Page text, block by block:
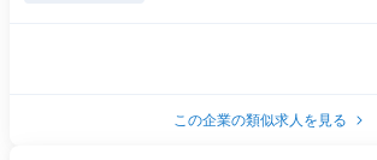
この企業の類似求人を見る